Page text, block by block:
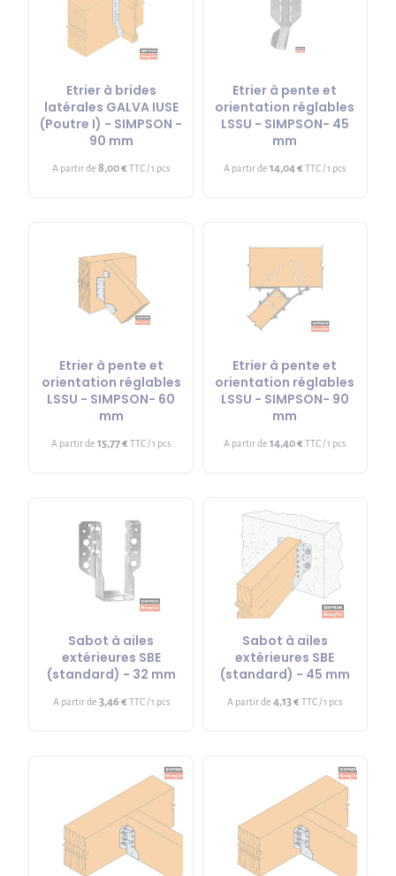
Etrier à brides
latérales GALVA IUSE
(Poutre I) - SIMPSON -
90 mm
A partir de8,00 € TTC / 1 pcs
Etrier à pente et
orientation réglables
LSSU - SIMPSON- 45
mm
A partir de14,04 € TTC / 1 pcs
Etrier à pente et
orientation réglables
LSSU - SIMPSON- 60
mm
A partir de15,77 € TTC / 1 pcs
Etrier à pente et
orientation réglables
LSSU - SIMPSON- 90
mm
A partir de14,40 € TTC / 1 pcs
Sabot à ailes
extérieures SBE
(standard) - 32 mm
A partir de 3,46 € TTC / 1 pcs
Sabot à ailes
extérieures SBE
(standard) - 45 mm
A partir de4,13 € TTC / 1 pcs